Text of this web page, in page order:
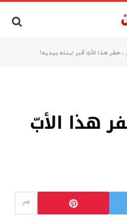
حفر هذا الأبّ قبر ابنته بيديه!
هذا الأبّ